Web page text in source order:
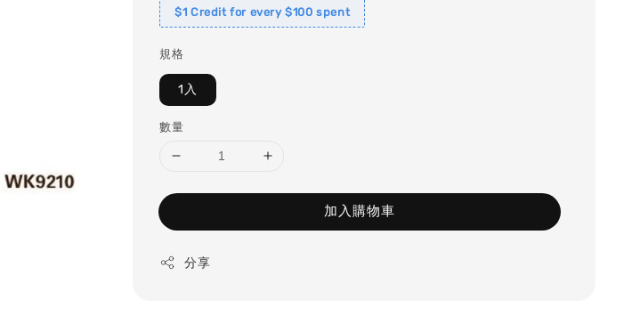
$1 Credit for every $100 spent
規格
1入
數量
加入購物車
分享